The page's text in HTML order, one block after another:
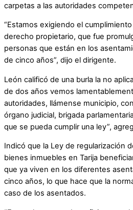
carpetas a las autoridades
“Estamos exigiendo el
derecho propietario, que fue
personas que están en los
de cinco años”, dijo el dirigente.
León calificó de una burla la no
de dos años vemos
autoridades, llámense municipio,
órgano judicial, brigada
que se pueda cumplir una ley”,
Indicó que la Ley de regularización
bienes inmuebles en Tarija
que ya viven en los diferentes
cinco años, lo que hace que la
caso de los asentados.